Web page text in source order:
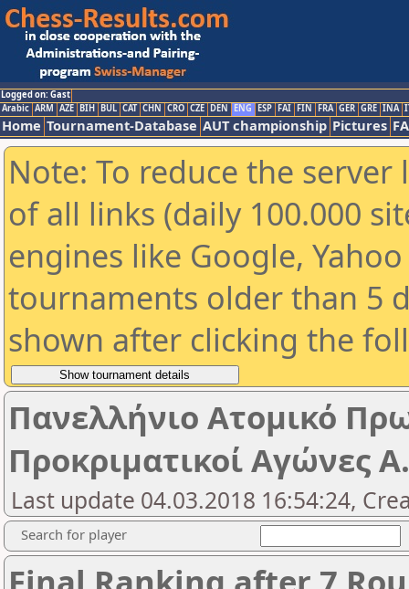
Logged on: Gast
Arabic ARM AZE BIH BUL CAT CHN CRO CZE DEN ENG ESP FAI FIN FRA GER GRE INA
Home Tournament-Database AUT championship Pictures
Note: To reduce the
of all links (daily 100.000
engines like Google,
tournaments older than 5
shown after clicking the
Πανελλήνιο Ατομικό
Προκριματικοί Αγώνες
Last update 04.03.2018 16:54:24,
Search for player